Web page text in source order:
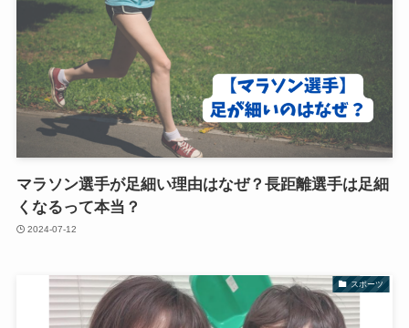
マラソン選手が足細い理由はなぜ？長距離選手は足細
くなるって本当？
2024-07-12
スポーツ